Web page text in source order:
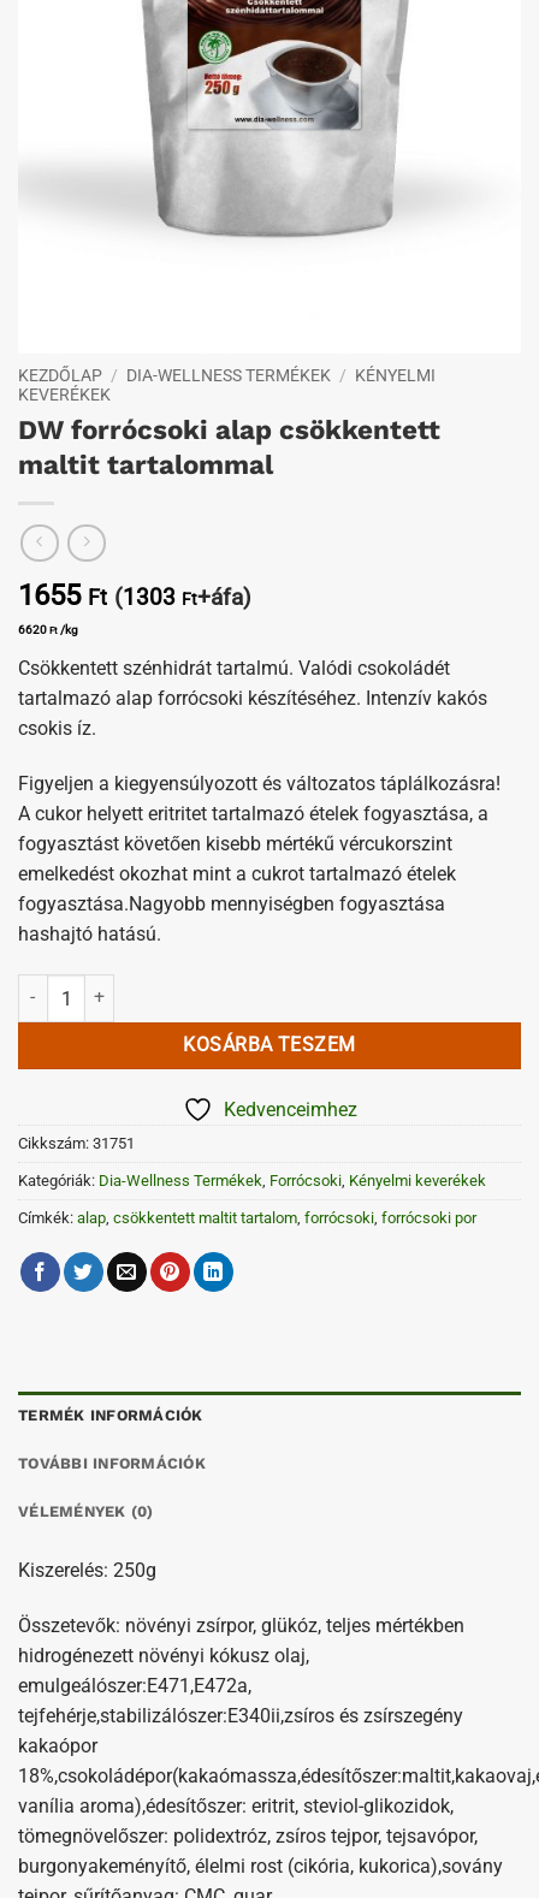
KEZDŐLAP / DIA-WELLNESS TERMÉKEK / KÉNYELMI
KEVERÉKEK
DW forrócsoki alap csökkentett
maltit tartalommal
1655 Ft (1303 Ft+áfa)
6620 Ft /kg
Csökkentett szénhidrát tartalmú. Valódi csokoládét
tartalmazó alap forrócsoki készítéséhez. Intenzív kakós
csokis íz.
Figyeljen a kiegyensúlyozott és változatos táplálkozásra!
A cukor helyett eritritet tartalmazó ételek fogyasztása, a
fogyasztást követően kisebb mértékű vércukorszint
emelkedést okozhat mint a cukrot tartalmazó ételek
fogyasztása.Nagyobb mennyiségben fogyasztása
hashajtó hatású.
DW forrócsoki alap csökkentett maltit tartalommal mennyiség
KOSÁRBA TESZEM
Kedvenceimhez
Cikkszám: 31751
Kategóriák: Dia-Wellness Termékek Forrócsoki Kényelmi keverékek
Címkék: alap csökkentett maltit tartalom forrócsoki forrócsoki por
TERMÉK INFORMÁCIÓK
TOVÁBBI INFORMÁCIÓK
VÉLEMÉNYEK (0)
Kiszerelés: 250g
Összetevők: növényi zsírpor, glükóz, teljes mértékben
hidrogénezett növényi kókusz olaj,
emulgeálószer:E471,E472a,
tejfehérje,stabilizálószer:E340ii,zsíros és zsírszegény
kakaópor
vanília aroma),édesítőszer: eritrit, steviol-glikozidok,
tömegnövelőszer: polidextróz, zsíros tejpor, tejsavópor,
burgonyakeményítő, élelmi rost (cikória, kukorica),sovány